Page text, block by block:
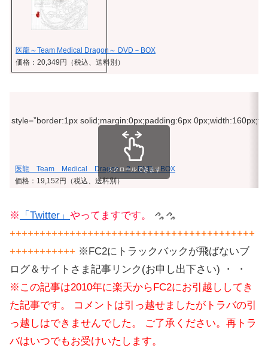
医龍～Team Medical Dragon～ DVD－BOX
価格：20,349円（税込、送料別）
style=”border:1px solid;margin:0px;padding:6px
医龍 Team Medical Dragon 2 DVD－BOX
価格：19,152円（税込、送料別）
スクロールできます
※ 「Twitter」 やってますです。
+++++++++++++++++++++++++++++++++++++++++
+++++++++++ ※FC2にトラックバックが飛ばないブ
ログ＆サイトさま記事リンク(お申し出下さい) ・ ・
※この記事は2010年に楽天からFC2にお引越ししてき
た記事です。 コメントは引っ越せましたがトラバの引
っ越しはできませんでした。 ご了承ください。再トラ
バはいつでもお受けいたします。